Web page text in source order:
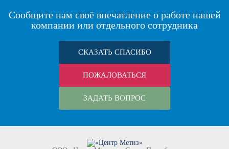
Сообщите нам своё впечатление о работе нашей
компании или отдельного сотрудника
СКАЗАТЬ СПАСИБО
ПОЖАЛОВАТЬСЯ
ЗАДАТЬ ВОПРОС